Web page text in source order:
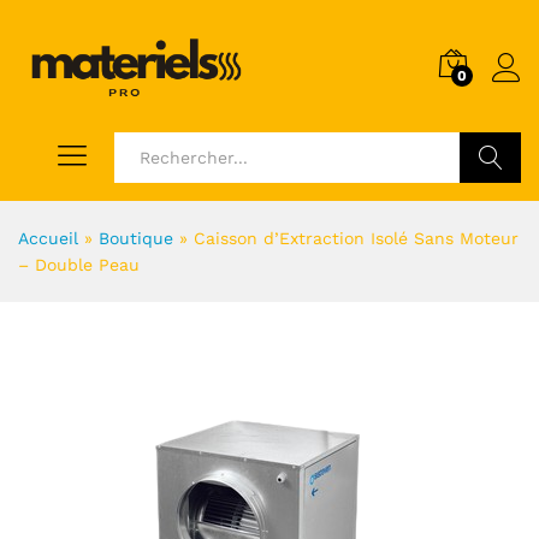
0
Accueil » Boutique » Caisson d’Extraction Isolé Sans Moteur
– Double Peau